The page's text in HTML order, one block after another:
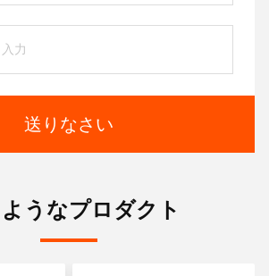
送りなさい
ようなプロダクト